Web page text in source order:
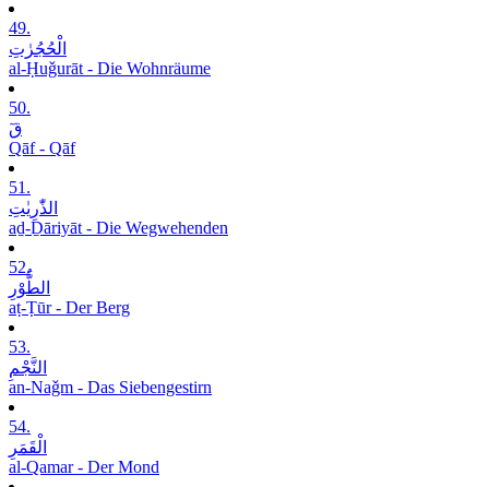
49.
الْحُجُرٰتِ
al-Ḥuǧurāt - Die Wohnräume
50.
قٓ
Qāf - Qāf
51.
الذّٰرِیٰتِ
aḏ-Ḏāriyāt - Die Wegwehenden
52.
الطُّوْرِ
aṭ-Ṭūr - Der Berg
53.
النَّجْمِ
an-Naǧm - Das Siebengestirn
54.
الْقَمَرِ
al-Qamar - Der Mond